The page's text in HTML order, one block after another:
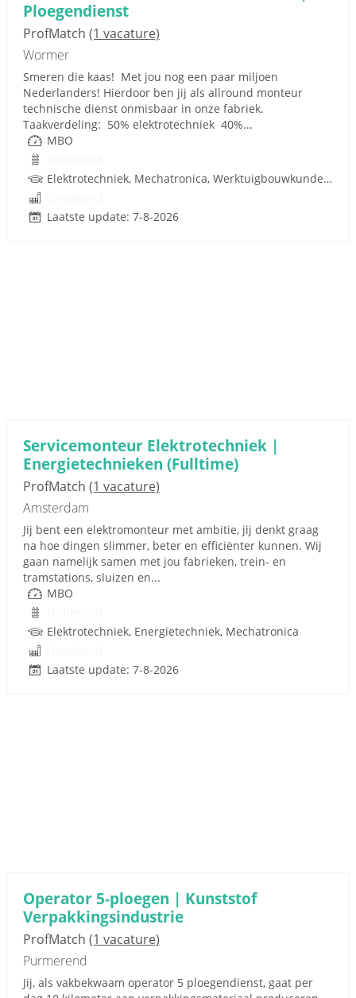
Ploegendienst
ProfMatch (1 vacature)
Wormer
Smeren die kaas! Met jou nog een paar miljoen
Nederlanders! Hierdoor ben jij als allround monteur
technische dienst onmisbaar in onze fabriek.
Taakverdeling: 50% elektrotechniek 40%...
MBO
Elektrotechniek, Mechatronica, Werktuigbouwkunde, Pneumatiek
Laatste update: 7-8-2026
Servicemonteur Elektrotechniek |
Energietechnieken (Fulltime)
ProfMatch (1 vacature)
Amsterdam
Jij bent een elektromonteur met ambitie, jij denkt graag
na hoe dingen slimmer, beter en efficiënter kunnen. Wij
gaan namelijk samen met jou fabrieken, trein- en
tramstations, sluizen en...
MBO
Elektrotechniek, Energietechniek, Mechatronica
Laatste update: 7-8-2026
Operator 5-ploegen | Kunststof
Verpakkingsindustrie
ProfMatch (1 vacature)
Purmerend
Jij, als vakbekwaam operator 5 ploegendienst, gaat per